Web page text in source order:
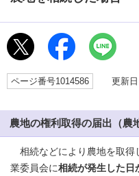
ページ番号1014586 更新日
農地の権利取得の届出（農
相続などにより農地を取得
業委員会に相続が発生した日